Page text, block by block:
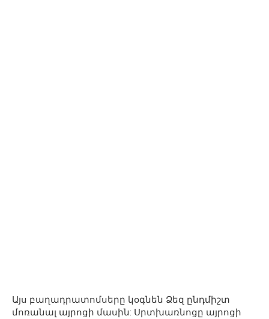
Այս բաղադրատոմսերը կօգնեն Ձեզ ընդմիշտ
մոռանալ այրոցի մասին: Սրտխառնոցը այրոցի